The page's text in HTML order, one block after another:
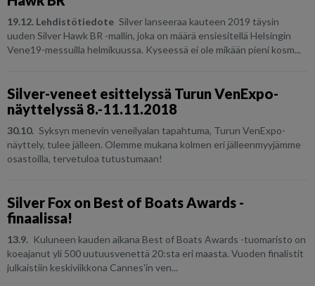
19.12. Lehdistötiedote Silver lanseeraa kauteen 2019 täysin
uuden Silver Hawk BR -mallin, joka on määrä ensiesitellä Helsingin
Vene19-messuilla helmikuussa. Kyseessä ei ole mikään pieni kosm...
Silver-veneet esittelyssä Turun VenExpo-
näyttelyssä 8.-11.11.2018
30.10. Syksyn menevin veneilyalan tapahtuma, Turun VenExpo-
näyttely, tulee jälleen. Olemme mukana kolmen eri jälleenmyyjämme
osastoilla, tervetuloa tutustumaan!
Silver Fox on Best of Boats Awards -
finaalissa!
13.9. Kuluneen kauden aikana Best of Boats Awards -tuomaristo on
koeajanut yli 500 uutuusvenettä 20:sta eri maasta. Vuoden finalistit
julkaistiin keskiviikkona Cannes'in ven...